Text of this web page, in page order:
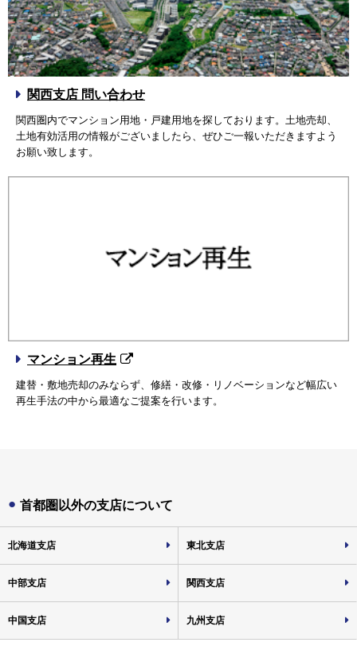
関西支店 問い合わせ
関西圏内でマンション用地・戸建用地を探しております。土地売却、
土地有効活用の情報がございましたら、ぜひご一報いただきますよう
お願い致します。
マンション再生
建替・敷地売却のみならず、修繕・改修・リノベーションなど幅広い
再生手法の中から最適なご提案を行います。
首都圏以外の支店について
北海道支店 東北支店
中部支店 関西支店
中国支店 九州支店